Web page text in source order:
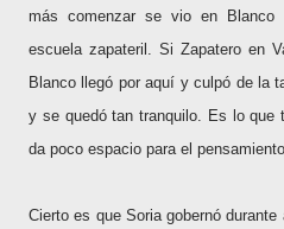
más comenzar se vio en
escuela zapateril. Si Zapatero en
Blanco llegó por aquí y culpó de la
y se quedó tan tranquilo. Es lo que
da poco espacio para el
Cierto es que Soria gobernó